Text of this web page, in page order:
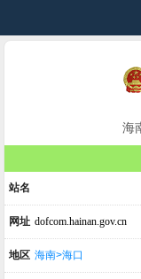
海
站名
网址 dofcom.hainan.gov.cn
地区 海南>海口